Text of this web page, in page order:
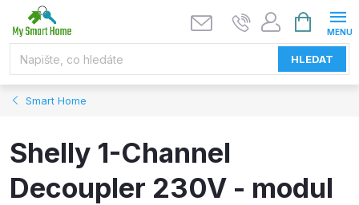
HLEDAT
NÁKUPNÍ
KOŠÍK
Smart Home
Shelly 1-Channel
Decoupler 230V - modul